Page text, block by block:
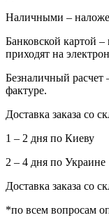
Наличными –
Банковской картой
приходят на
Безналичный расчет
фактуре.
Доставка заказа со
1 – 2 дня по Киеву
2 – 4 дня по Украине
Доставка заказа со
*по всем вопросам